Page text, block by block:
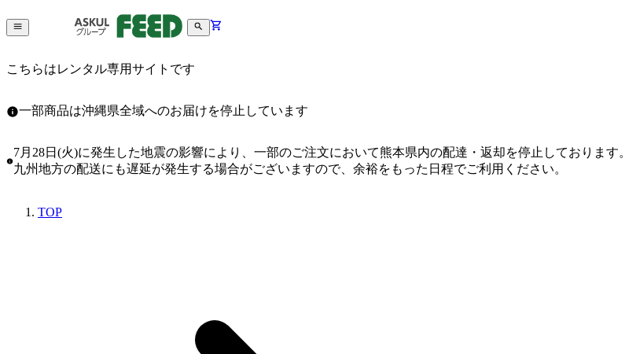
こちらはレンタル専用サイトです
一部商品は沖縄県全域へのお届けを停止しています
7月28日(火)に発生した地震の影響により、一部のご注文において熊本県内の配達・返却を停止しております。
九州地方の配送にも遅延が発生する場合がございますので、余裕をもった日程でご利用ください。
TOP